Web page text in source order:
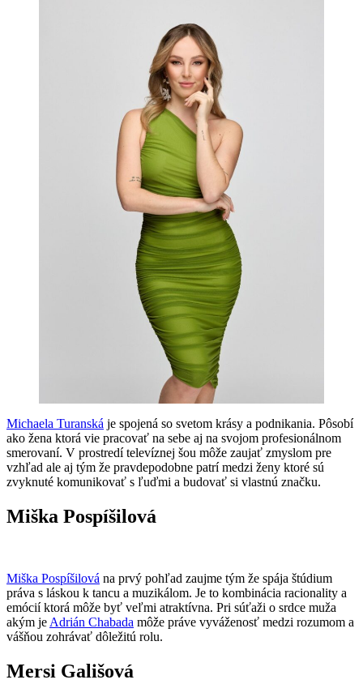
Michaela Turanská je spojená so svetom krásy a podnikania. Pôsobí
ako žena ktorá vie pracovať na sebe aj na svojom profesionálnom
smerovaní. V prostredí televíznej šou môže zaujať zmyslom pre
vzhľad ale aj tým že pravdepodobne patrí medzi ženy ktoré sú
zvyknuté komunikovať s ľuďmi a budovať si vlastnú značku.
Miška Pospíšilová
Miška Pospíšilová na prvý pohľad zaujme tým že spája štúdium
práva s láskou k tancu a muzikálom. Je to kombinácia racionality a
emócií ktorá môže byť veľmi atraktívna. Pri súťaži o srdce muža
akým je Adrián Chabada môže práve vyváženosť medzi rozumom a
vášňou zohrávať dôležitú rolu.
Mersi Gališová